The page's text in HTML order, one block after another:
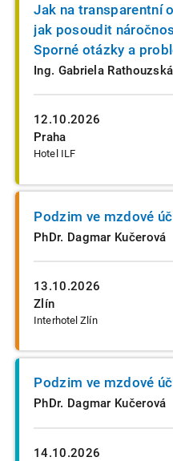
12.10.2026
Praha
Hotel ILF
Jak na transparentní
jak posoudit
Sporné otázky a
Ing. Gabriela Rathouzská
13.10.2026
Zlín
Interhotel Zlín
Podzim ve mzdové
PhDr. Dagmar Kučerová
14.10.2026
Podzim ve mzdové
PhDr. Dagmar Kučerová